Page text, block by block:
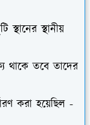
স্থানের স্থানীয়
থাকে তবে তাদের
করা হয়েছিল -